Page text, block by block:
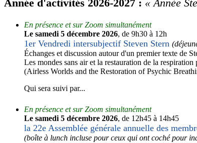
Année d'activités 2026-2027 : « Année
En présence et sur Zoom simultanément
Le samedi 5 décembre 2026, de 9h30 à 12h
1er Vendredi intersubjectif Steven Stern
Échanges et discussion autour d'un premier texte de
Les mondes sans air et la restauration de la respiration
(Airless Worlds and the Restoration of Psychic
Qui sera suivi par...
En présence et sur Zoom simultanément
Le samedi 5 décembre 2026, de 12h45 à 14h45
la 22e Assemblée générale annuelle des
(boîte à lunch incluse pour ceux qui ont coché pour